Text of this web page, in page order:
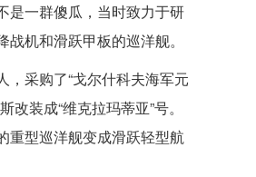
是一群傻瓜，当时致力于研
战机和滑跃甲板的巡洋舰。
，采购了“戈尔什科夫海军元
改装成“维克拉玛蒂亚”号。
重型巡洋舰变成滑跃轻型航